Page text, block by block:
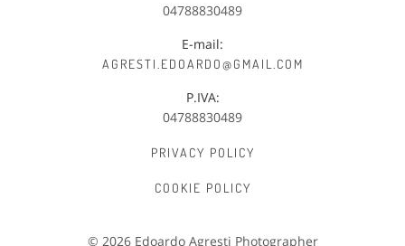
04788830489
E-mail:
AGRESTI.EDOARDO@GMAIL.COM
P.IVA:
04788830489
PRIVACY POLICY
COOKIE POLICY
© 2026 Edoardo Agresti Photographer